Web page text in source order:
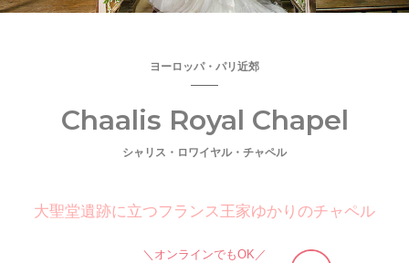
ヨーロッパ・パリ近郊
Chaalis Royal Chapel
シャリス・ロワイヤル・チャペル
大聖堂遺跡に立つフランス王家ゆかりのチャペル
＼オンラインでもOK／